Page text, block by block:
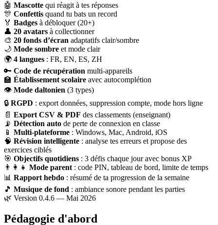
🤖 Mascotte qui réagit à tes réponses
🎊 Confettis quand tu bats un record
🏅 Badges à débloquer (20+)
👤 20 avatars à collectionner
🎨 20 fonds d’écran adaptatifs clair/sombre
🌙 Mode sombre et mode clair
🌍 4 langues : FR, EN, ES, ZH
🔑 Code de récupération multi-appareils
🏫 Établissement scolaire avec autocomplétion
👁 Mode daltonien (3 types)
🔒 RGPD : export données, suppression compte, mode hors ligne
📄 Export CSV & PDF des classements (enseignant)
📡 Détection auto de perte de connexion en classe
📱 Multi-plateforme : Windows, Mac, Android, iOS
🧠 Révision intelligente : analyse tes erreurs et propose des
exercices ciblés
🎯 Objectifs quotidiens : 3 défis chaque jour avec bonus XP
👨‍👩‍👧 Mode parent : code PIN, tableau de bord, limite de temps
📊 Rapport hebdo : résumé de ta progression de la semaine
🎵 Musique de fond : ambiance sonore pendant les parties
🌿 Version 0.4.6 — Mai 2026
Pédagogie d'abord